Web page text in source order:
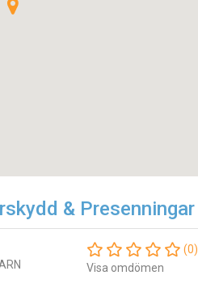
& Presenningar
(0)
Visa omdömen